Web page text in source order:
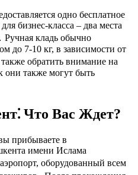
одно бесплатное
бизнес-класса – два места
Ручная кладь обычно
до 7-10 кг, в зависимости от
обратить внимание на
они также могут быть
Что Вас Ждет?
прибываете в
имени Ислама
оборудованный всем